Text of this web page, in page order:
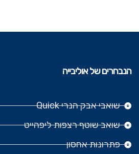
הנבחרים של אוליבייה
שואבי אבק הנרי Quick
שואב שוטף רצפות ליפהייט
פתרונות אחסון